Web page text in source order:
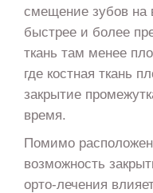
смещение зубов на
быстрее и более
ткань там менее
где костная ткань
закрытие
время.
Помимо
возможность
орто-лечения